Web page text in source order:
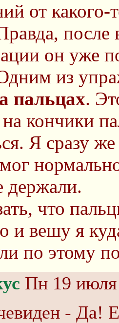
от какого-
после
он уже
из
пальцах.
кончики
Я сразу
держали.
что
и вешу я
по этому
Пн 19 июля
- Да!